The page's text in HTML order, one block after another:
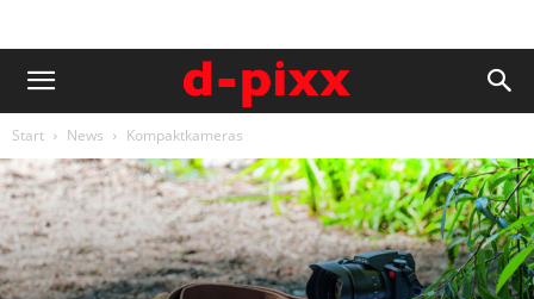
Start News Kompaktkameras